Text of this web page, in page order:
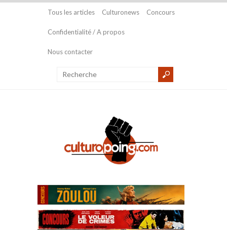
Tous les articles Culturonews Concours
Confidentialité / A propos
Nous contacter